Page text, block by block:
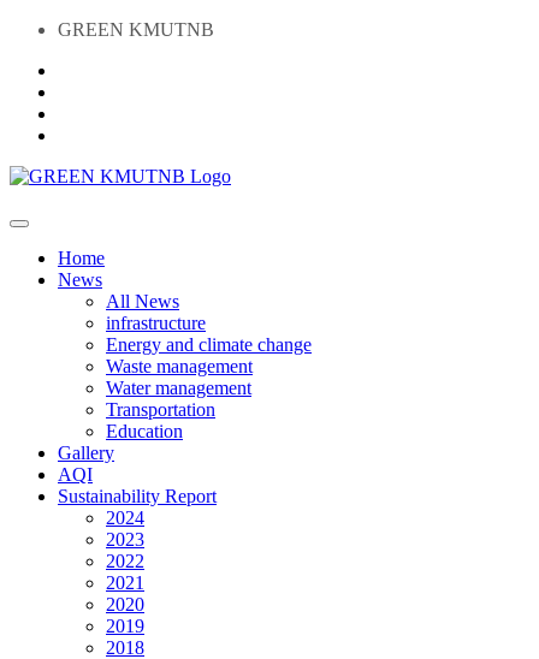
GREEN KMUTNB
Home
News
All News
infrastructure
Energy and climate change
Waste management
Water management
Transportation
Education
Gallery
AQI
Sustainability Report
2024
2023
2022
2021
2020
2019
2018